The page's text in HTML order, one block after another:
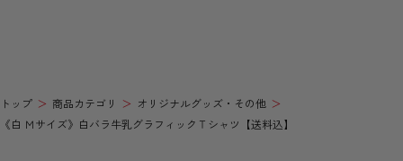
トップ 商品カテゴリ
オリジナルグッズ・その他
《白 Ｍサイズ》白バラ牛乳グラフィックＴシャツ【送料込】